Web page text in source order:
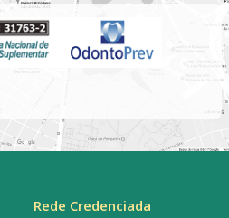
Rede Credenciada